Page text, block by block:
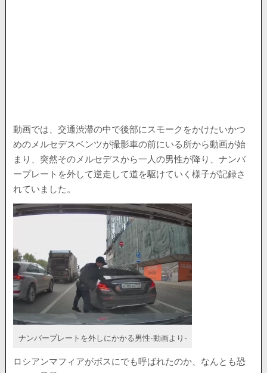
動画では、交通渋滞の中で後部にスモークをかけたいかつ
めのメルセデスベンツが撮影車の前にいる所から動画が始
まり、突然そのメルセデスから一人の男性が降り、ナンバ
ープレートを外して逆走して道を駆けていく様子が記録さ
れていました。
ナンバープレートを外しにかかる男性-動画より-
ロシアンマフィアがボスにでも呼ばれたのか、なんとも恐